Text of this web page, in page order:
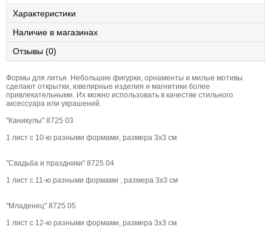
Характеристики
Наличие в магазинах
Отзывы (0)
Формы для литья. Небольшие фигурки, орнаменты и милые мотивы
сделают открытки, ювелирные изделия и магнитики более
привлекательными. Их можно использовать в качестве стильного
аксессуара или украшений.
"Каникулы" 8725 03
1 лист с 10-ю разными формами, размера 3х3 см
"Свадьба и праздники" 8725 04
1 лист с 11-ю разными формами , размера 3х3 см
"Младенец" 8725 05
1 лист с 12-ю разными формами, размера 3х3 см